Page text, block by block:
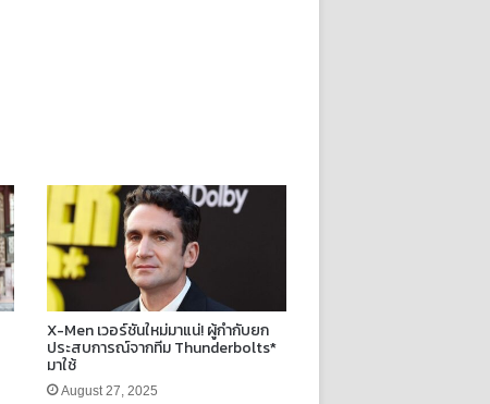
X-Men เวอร์ชันใหม่มาแน่! ผู้กำกับยก
ประสบการณ์จากทีม Thunderbolts*
มาใช้
August 27, 2025